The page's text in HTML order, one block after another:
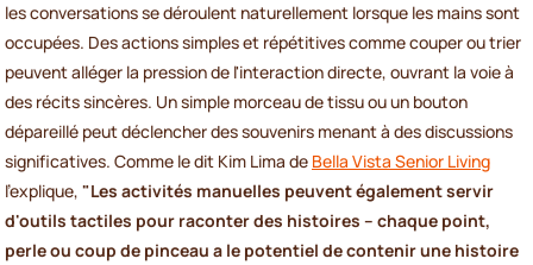
les conversations se déroulent naturellement lorsque les mains sont
occupées. Des actions simples et répétitives comme couper ou trier
peuvent alléger la pression de l'interaction directe, ouvrant la voie à
des récits sincères. Un simple morceau de tissu ou un bouton
dépareillé peut déclencher des souvenirs menant à des discussions
significatives. Comme le dit Kim Lima de Bella Vista Senior Living
l'explique, "Les activités manuelles peuvent également servir
d'outils tactiles pour raconter des histoires – chaque point,
perle ou coup de pinceau a le potentiel de contenir une histoire